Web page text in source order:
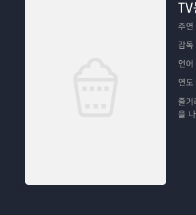
주연
감독
언어
연도
줄거
을